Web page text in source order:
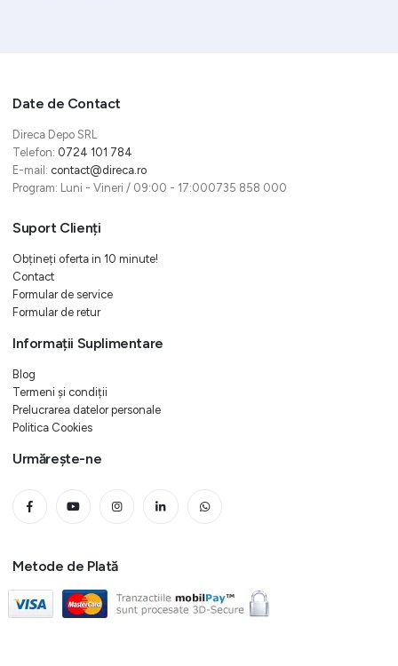
Date de Contact
Direca Depo SRL
Telefon: 0724 101 784
E-mail: contact@direca.ro
Program: Luni - Vineri / 09:00 - 17:000735 858 000
Suport Clienți
Obțineți oferta in 10 minute!
Contact
Formular de service
Formular de retur
Informații Suplimentare
Blog
Termeni și condiții
Prelucrarea datelor personale
Politica Cookies
Urmărește-ne
Metode de Plată